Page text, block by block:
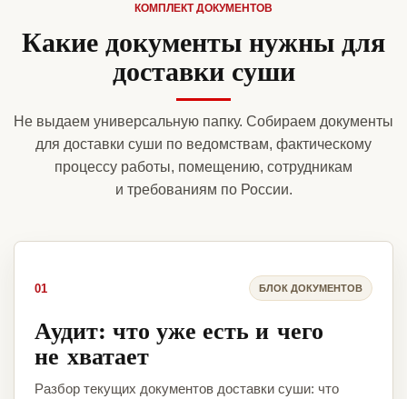
КОМПЛЕКТ ДОКУМЕНТОВ
Какие документы нужны для
доставки суши
Не выдаем универсальную папку. Собираем документы
для доставки суши по ведомствам, фактическому
процессу работы, помещению, сотрудникам
и требованиям по России.
01 БЛОК ДОКУМЕНТОВ
Аудит: что уже есть и чего
не хватает
Разбор текущих документов доставки суши: что